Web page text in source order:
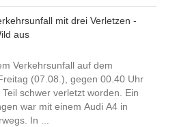
mit drei Verletzen -
aus
Verkehrsunfall auf dem
(07.08.), gegen 00.40 Uhr
schwer verletzt worden. Ein
war mit einem Audi A4 in
In ...